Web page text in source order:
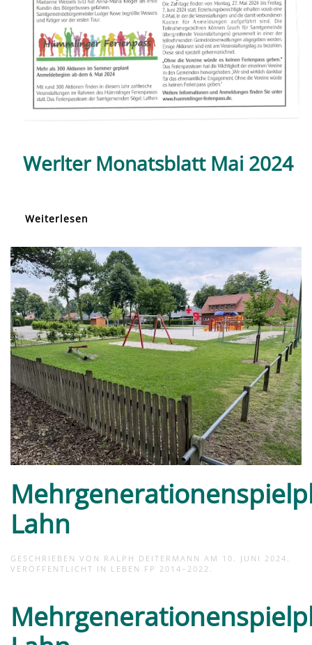
Werlter Monatsblatt Mai 2024
Weiterlesen
Lahn
GESCHRIEBEN VON RALPH DEITERMANN AM 10. JUNI 2024 .
VERÖFFENTLICHT IN LEBEN FP 2014–2022 .